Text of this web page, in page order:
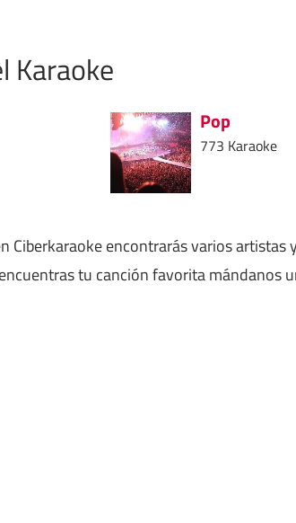
Karaoke
Pop
773 Karaoke
Ciberkaraoke encontrarás varios artistas
tu canción favorita mándanos